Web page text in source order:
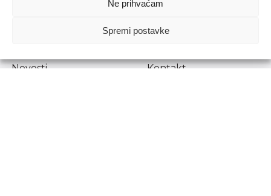
Ne prihvaćam
Spremi postavke
1778129
Prenošenje sadržaja dopušteno je uz navođenje izvora.
Novosti
Kontakt